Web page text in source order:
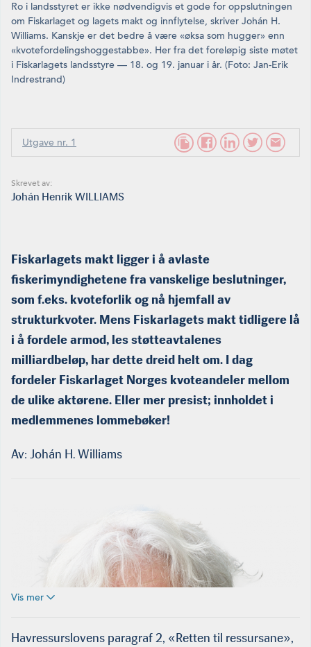
Ro i landsstyret er ikke nødvendigvis et gode for oppslutningen
om Fiskarlaget og lagets makt og innflytelse, skriver Johán H.
Williams. Kanskje er det bedre å være «øksa som hugger» enn
«kvotefordelingshoggestabbe». Her fra det foreløpig siste møtet
i Fiskarlagets landsstyre — 18. og 19. januar i år. (Foto: Jan-Erik
Indrestrand)
Utgave nr. 1
Skrevet av:
Johán Henrik WILLIAMS
Fiskarlagets makt ligger i å avlaste
fiskerimyndighetene fra vanskelige beslutninger,
som f.eks. kvoteforlik og nå hjemfall av
strukturkvoter. Mens Fiskarlagets makt tidligere lå
i å fordele armod, les støtteavtalenes
milliardbeløp, har dette dreid helt om. I dag
fordeler Fiskarlaget Norges kvoteandeler mellom
de ulike aktørene. Eller mer presist; innholdet i
medlemmenes lommebøker!
Av: Johán H. Williams
Vis mer
Havressurslovens paragraf 2, «Retten til ressursane»,